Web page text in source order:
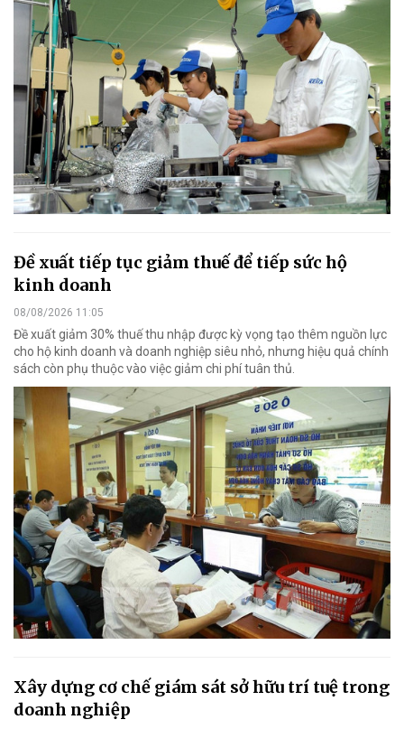
Đề xuất tiếp tục giảm thuế để tiếp sức hộ
kinh doanh
08/08/2026 11:05
Đề xuất giảm 30% thuế thu nhập được kỳ vọng tạo thêm nguồn lực
cho hộ kinh doanh và doanh nghiệp siêu nhỏ, nhưng hiệu quả chính
sách còn phụ thuộc vào việc giảm chi phí tuân thủ.
Xây dựng cơ chế giám sát sở hữu trí tuệ trong
doanh nghiệp